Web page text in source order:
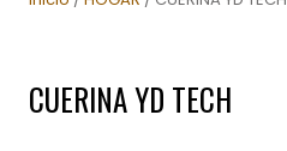
CUERINA YD TECH